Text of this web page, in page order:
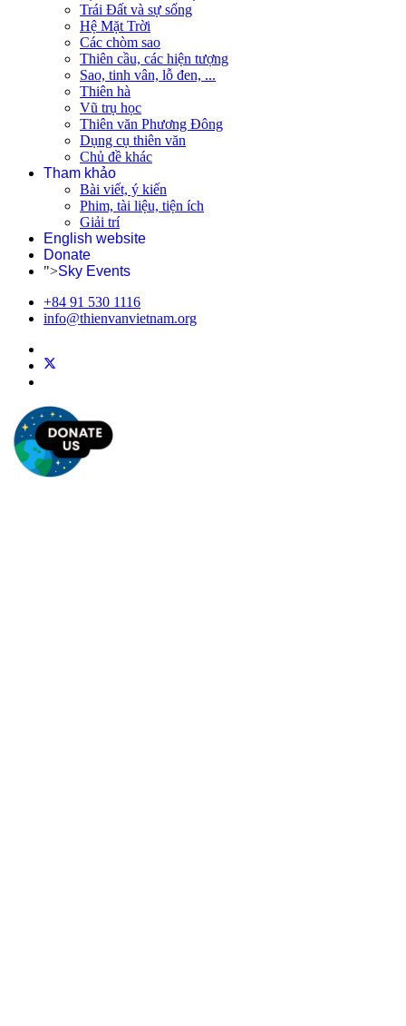
Trái Đất và sự sống
Hệ Mặt Trời
Các chòm sao
Thiên cầu, các hiện tượng
Sao, tinh vân, lỗ đen, ...
Thiên hà
Vũ trụ học
Thiên văn Phương Đông
Dụng cụ thiên văn
Chủ đề khác
Tham khảo
Bài viết, ý kiến
Phim, tài liệu, tiện ích
Giải trí
English website
Donate
">Sky Events
+84 91 530 1116
info@thienvanvietnam.org